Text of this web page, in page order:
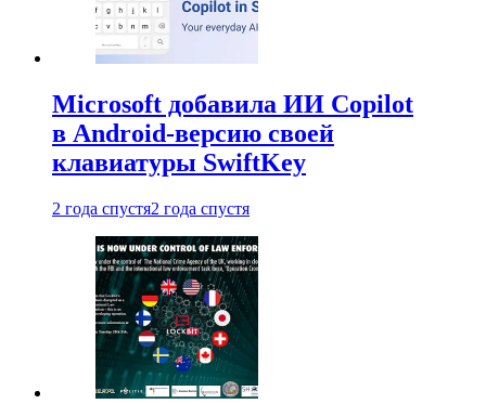
Microsoft добавила ИИ Copilot
в Android-версию своей
клавиатуры SwiftKey
2 года спустя2 года спустя